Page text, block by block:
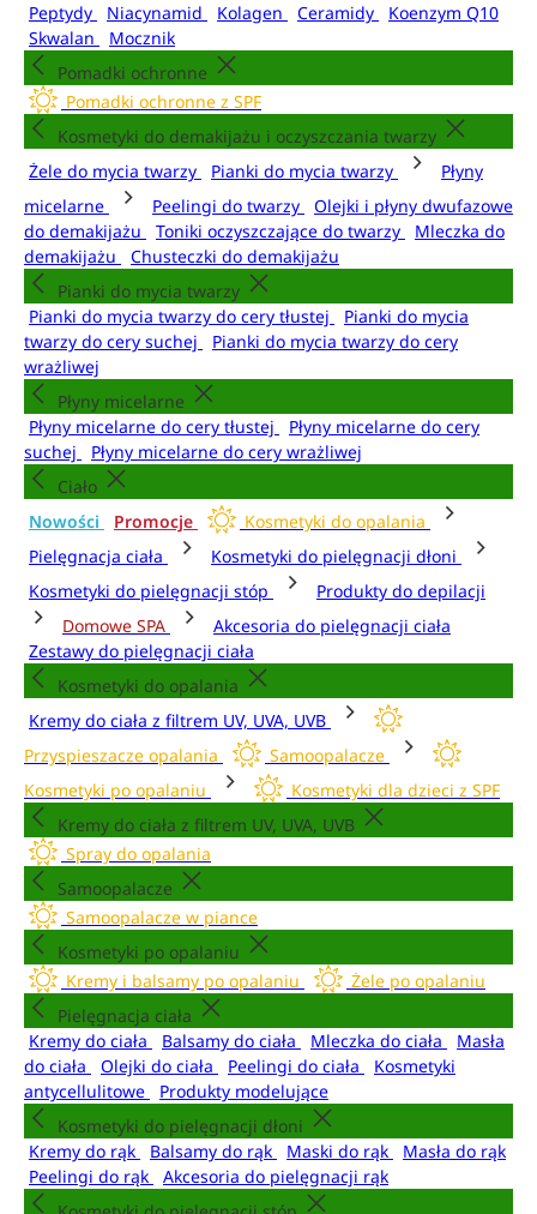
Peptydy
Niacynamid Kolagen Ceramidy
Koenzym Q10
Skwalan
Mocznik
Pomadki ochronne
Pomadki ochronne z SPF
Kosmetyki do demakijażu i oczyszczania twarzy
Żele do mycia twarzy
Pianki do mycia twarzy
Płyny
micelarne
Peelingi do twarzy
Olejki i płyny dwufazowe
do demakijażu
Toniki oczyszczające do twarzy
Mleczka do
demakijażu
Chusteczki do demakijażu
Pianki do mycia twarzy
Pianki do mycia twarzy do cery tłustej
Pianki do mycia
twarzy do cery suchej
Pianki do mycia twarzy do cery
wrażliwej
Płyny micelarne
Płyny micelarne do cery tłustej
Płyny micelarne do cery
suchej
Płyny micelarne do cery wrażliwej
Ciało
Nowości
Promocje
Kosmetyki do opalania
Pielęgnacja ciała
Kosmetyki do pielęgnacji dłoni
Kosmetyki do pielęgnacji stóp
Produkty do depilacji
Domowe SPA
Akcesoria do pielęgnacji ciała
Zestawy do pielęgnacji ciała
Kosmetyki do opalania
Kremy do ciała z filtrem UV, UVA, UVB
Przyspieszacze opalania
Samoopalacze
Kosmetyki po opalaniu
Kosmetyki dla dzieci z SPF
Kremy do ciała z filtrem UV, UVA, UVB
Spray do opalania
Samoopalacze
Samoopalacze w piance
Kosmetyki po opalaniu
Kremy i balsamy po opalaniu
Żele po opalaniu
Pielęgnacja ciała
Kremy do ciała
Balsamy do ciała Mleczka do ciała
Masła
do ciała
Olejki do ciała Peelingi do ciała
Kosmetyki
antycellulitowe
Produkty modelujące
Kosmetyki do pielęgnacji dłoni
Kremy do rąk
Balsamy do rąk Maski do rąk
Masła do rąk
Peelingi do rąk
Akcesoria do pielęgnacji rąk